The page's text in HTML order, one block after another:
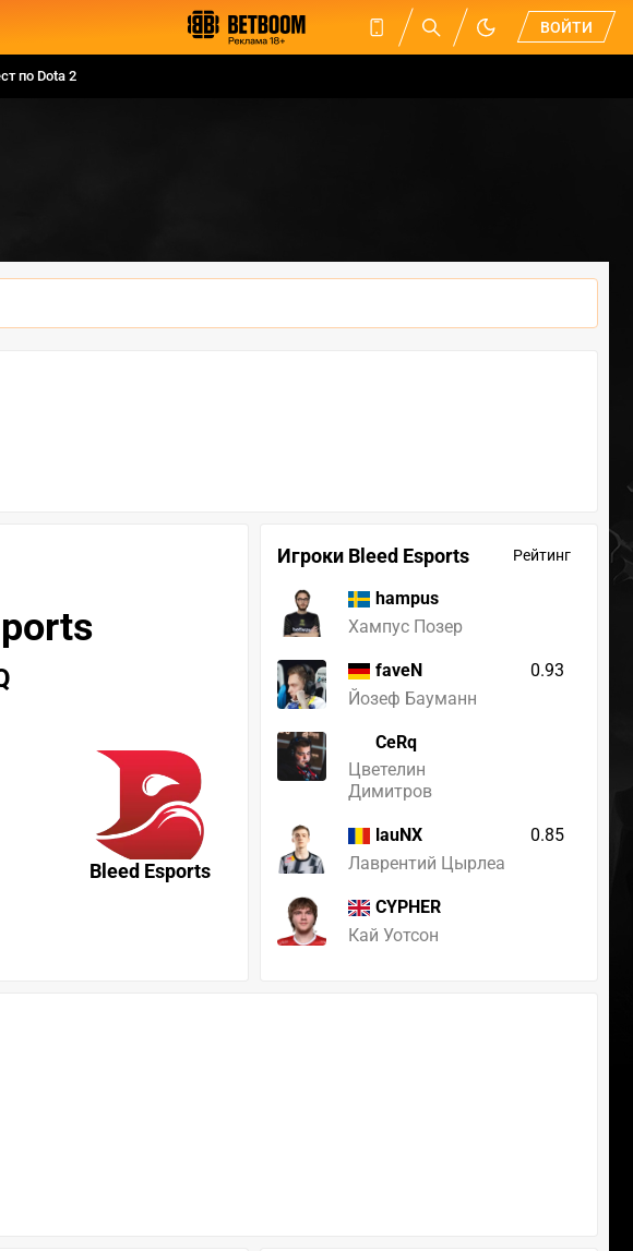
ВОЙТИ
по Dota 2
Игроки Bleed Esports Рейтинг
hampus
Хампус Позер
faveN
Йозеф Бауманн
0.93
CeRq
Цветелин
Димитров
lauNX
Лаврентий Цырлеа
0.85
CYPHER
Кай Уотсон
Bleed Esports